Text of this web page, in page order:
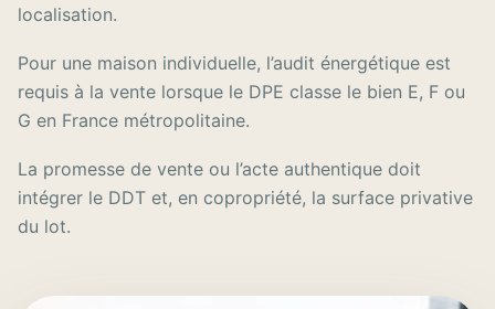
localisation.
Pour une maison individuelle, l’audit énergétique est
requis à la vente lorsque le DPE classe le bien E, F ou
G en France métropolitaine.
La promesse de vente ou l’acte authentique doit
intégrer le DDT et, en copropriété, la surface privative
du lot.